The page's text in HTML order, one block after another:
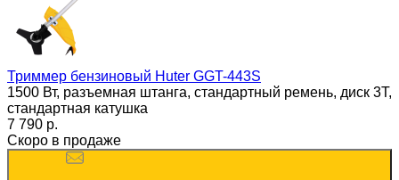
Триммер бензиновый Huter GGT-443S
1500 Вт, разъемная штанга, стандартный ремень, диск 3Т,
стандартная катушка
7 790 p.
Скоро в продаже